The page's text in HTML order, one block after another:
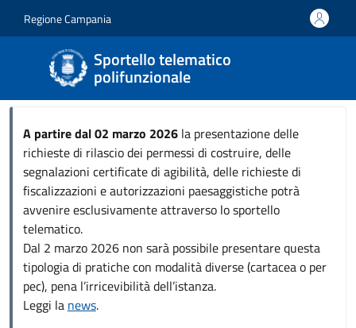
Regione Campania
Sportello telematico
polifunzionale
A partire dal 02 marzo 2026la presentazione delle
richieste di rilascio dei permessi di costruire, delle
segnalazioni certificate di agibilità, delle richieste di
fiscalizzazioni e autorizzazioni paesaggistiche potrà
avvenire esclusivamente attraverso lo sportello
telematico.
Dal 2 marzo 2026 non sarà possibile presentare questa
tipologia di pratiche con modalità diverse (cartacea o per
pec), pena l’irricevibilità dell’istanza.
Leggi la news.